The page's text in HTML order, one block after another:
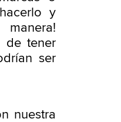
y
de tener
ser
nuestra